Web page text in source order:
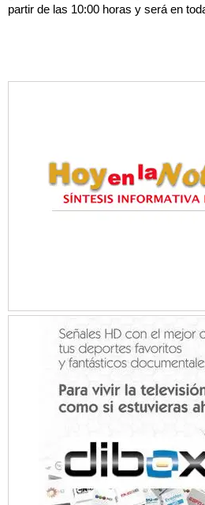
partir de las 10:00 horas y será en